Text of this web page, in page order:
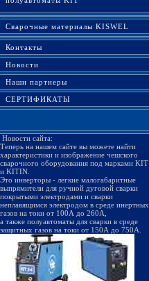
Сварочные материалы KISWEL
Контакты
Новости
Наши партнеры
СЕРТИФИКАТЫ
Новости сайта:
Теперь на нашем сайте вы можете найти
характеристики и изображение чешского
сварочного оборудования под марками KIT
и KITIN.
Это инверторы - легкие малогабаритные
выпрямители для ручной дуговой сварки
покрытыми электродами и сварки
неплавящимся электродом в среде инертных
газов на токи от 100А до 260А,
а также полуавтоматы для сварки в среде
защитных газов на токи от 150А до 750А.